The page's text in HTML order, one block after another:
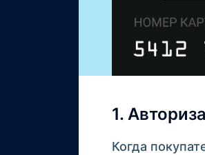
1.
Когда